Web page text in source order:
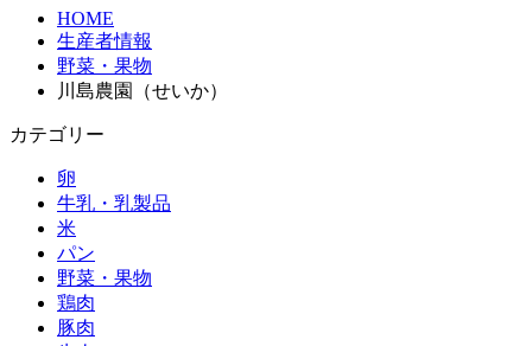
HOME
生産者情報
野菜・果物
川島農園（せいか）
カテゴリー
卵
牛乳・乳製品
米
パン
野菜・果物
鶏肉
豚肉